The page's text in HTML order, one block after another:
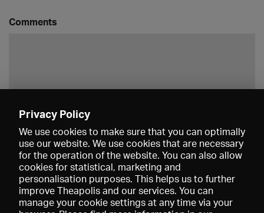
Comments
Privacy Policy
We use cookies to make sure that you can optimally
use our website. We use cookies that are necessary
for the operation of the website. You can also allow
cookies for statistical, marketing and
personalisation purposes. This helps us to further
improve Theapolis and our services. You can
manage your cookie settings at any time via your